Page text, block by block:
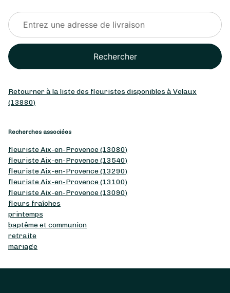
Rechercher
Retourner à la liste des fleuristes disponibles à Velaux
(13880)
Recherches associées
fleuriste Aix-en-Provence (13080)
fleuriste Aix-en-Provence (13540)
fleuriste Aix-en-Provence (13290)
fleuriste Aix-en-Provence (13100)
fleuriste Aix-en-Provence (13090)
fleurs fraîches
printemps
baptême et communion
retraite
mariage